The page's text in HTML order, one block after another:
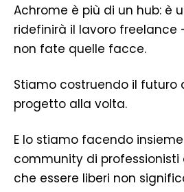
Achrome è più di un hub: è
ridefinirà il lavoro
non fate quelle facce.
Stiamo costruendo il futuro
progetto alla volta.
E lo stiamo facendo
community di
che essere liberi non